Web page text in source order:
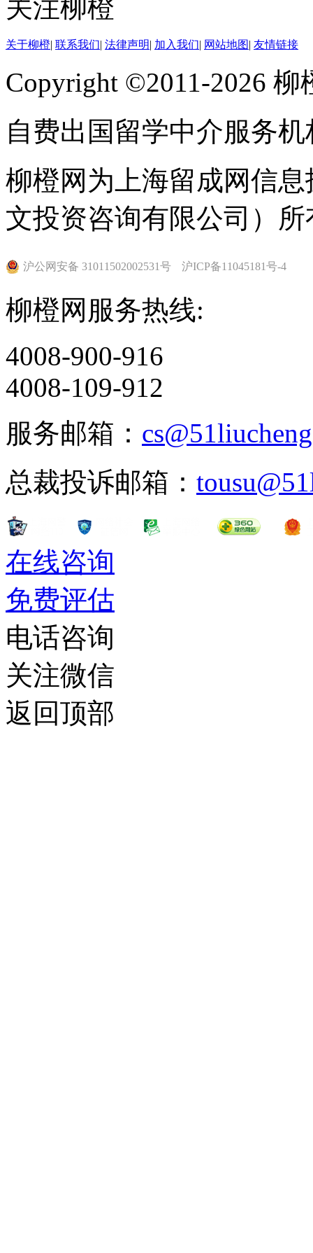
关注柳橙
关于柳橙| 联系我们| 法律声明| 加入我们| 网站地图| 友情链接
Copyright ©2011-2026
自费出国留学中介服务
柳橙网为上海留成网信
文投资咨询有限公司）所
沪公网安备 31011502002531号 沪ICP备11045181号-4
柳橙网服务热线:
4008-900-916
4008-109-912
服务邮箱：
总裁投诉邮箱：
在线咨询
免费评估
电话咨询
关注微信
返回顶部